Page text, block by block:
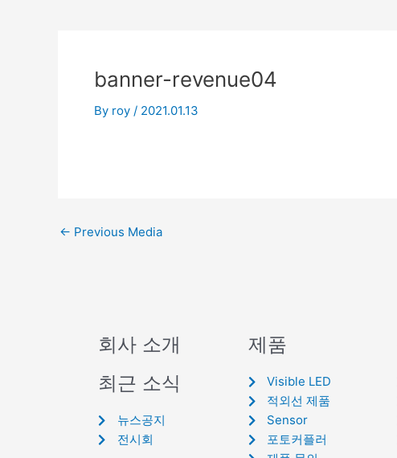
banner-revenue04
By roy / 2021.01.13
← Previous Media
회사 소개
최근 소식
뉴스공지
전시회
제품
Visible LED
적외선 제품
Sensor
포토커플러